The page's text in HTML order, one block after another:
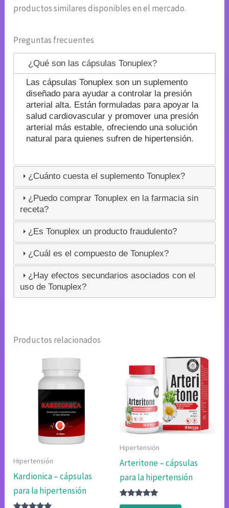
productos similares disponibles en el mercado.
Preguntas frecuentes
¿Qué son las cápsulas Tonuplex?
Las cápsulas Tonuplex son un suplemento
diseñado para ayudar a controlar la presión
arterial alta. Están formuladas para apoyar la
salud cardiovascular y promover una presión
arterial más estable, ofreciendo una solución
natural para quienes sufren de hipertensión.
¿Cuánto cuesta el suplemento Tonuplex?
¿Puedo comprar Tonuplex en la farmacia sin
receta?
¿Es Tonuplex un producto fraudulento?
¿Cuál es el compuesto de Tonuplex?
¿Hay efectos secundarios asociados con el
uso de Tonuplex?
Productos relacionados
Hipertensión
Kardionica – cápsulas
para la hipertensión
Hipertensión
Arteritone – cápsulas
para la hipertensión
Valorado